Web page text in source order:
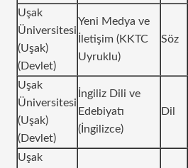
Uşak
Üniversitesi
(Uşak)
(Devlet)
Yeni Medya ve
İletişim (KKTC
Uyruklu)
Söz
Uşak
Üniversitesi
(Uşak)
(Devlet)
İngiliz Dili ve
Edebiyatı
(İngilizce)
Dil
Uşak